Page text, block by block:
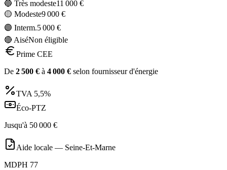
🔵 Très modeste11 000 €
🟡 Modeste9 000 €
🟣 Interm.5 000 €
🔴 AiséNon éligible
Prime CEE
De 2 500 € à 4 000 € selon fournisseur d'énergie
TVA 5,5%
Éco-PTZ
Jusqu'à 50 000 €
Aide locale — Seine-Et-Marne
MDPH 77